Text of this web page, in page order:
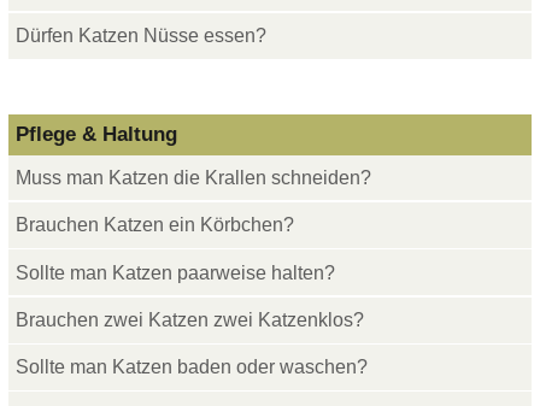
Dürfen Katzen Nüsse essen?
Pflege & Haltung
Muss man Katzen die Krallen schneiden?
Brauchen Katzen ein Körbchen?
Sollte man Katzen paarweise halten?
Brauchen zwei Katzen zwei Katzenklos?
Sollte man Katzen baden oder waschen?